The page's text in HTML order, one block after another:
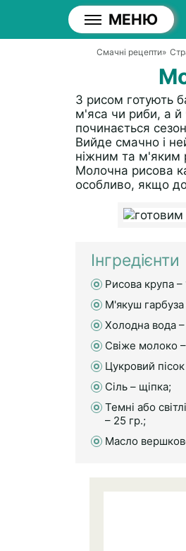
МЕНЮ
Смачні рецепти»
З рисом готують
м'яса чи риби, а й
починається
Вийде смачно і
ніжним та м'яким
Молочна рисова
особливо, якщо
Інгредієнти
Рисова крупа –
М'якуш
Холодна вода
Свіже молоко
Цукровий
Сіль – щіпка;
Темні або
– 25 гр.;
Масло